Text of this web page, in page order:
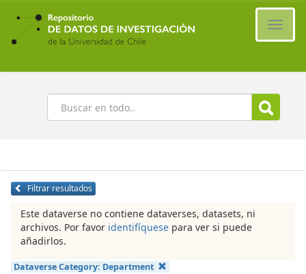
Ir
contenido
principal
Buscar
Filtrar resultados
Este dataverse no contiene dataverses, datasets, ni
archivos. Por favor identifíquese para ver si puede
añadirlos.
Dataverse Category: Department